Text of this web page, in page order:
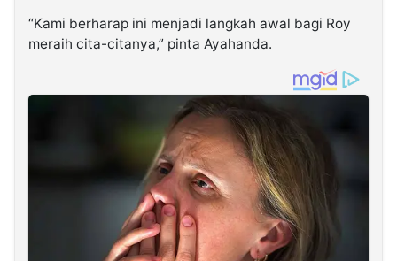
“Kami berharap ini menjadi langkah awal bagi Roy
meraih cita-citanya,” pinta Ayahanda.